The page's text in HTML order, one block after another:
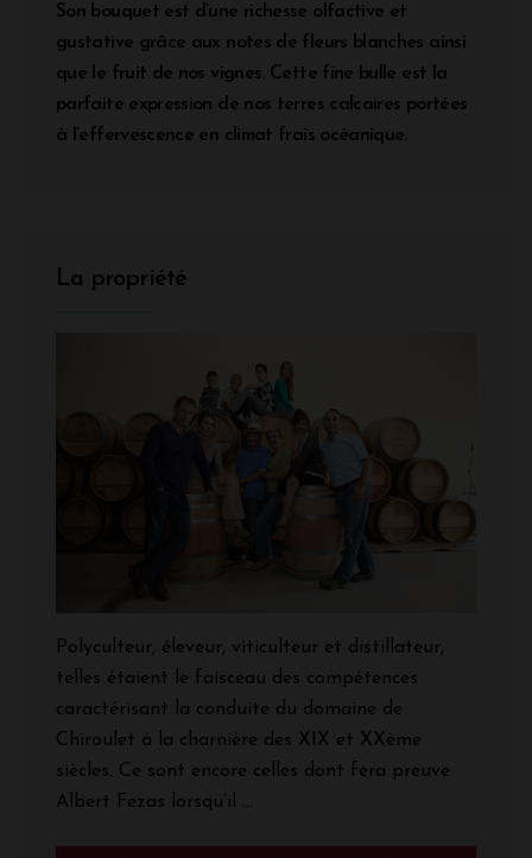
Son bouquet est d’une richesse olfactive et
gustative grâce aux notes de fleurs blanches ainsi
que le fruit de nos vignes. Cette fine bulle est la
parfaite expression de nos terres calcaires portées
à l’effervescence en climat frais océanique.
La propriété
Polyculteur, éleveur, viticulteur et distillateur,
telles étaient le faisceau des compétences
caractérisant la conduite du domaine de
Chiroulet à la charnière des XIX et XXème
siècles. Ce sont encore celles dont fera preuve
Albert Fezas lorsqu’il ...